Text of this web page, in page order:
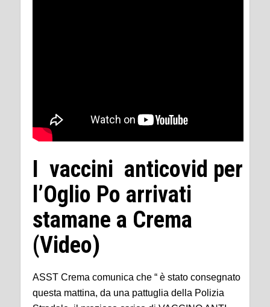
I vaccini anticovid per
l’Oglio Po arrivati
stamane a Crema
(Video)
ASST Crema comunica che “ è stato consegnato
questa mattina, da una pattuglia della Polizia